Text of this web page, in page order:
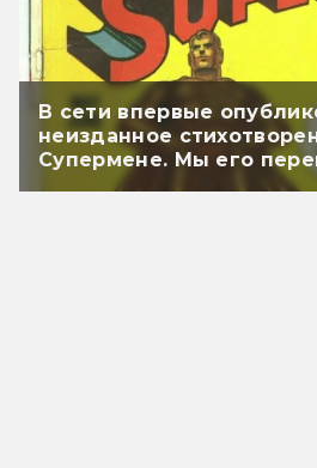
В сети впервые
неизданное
Супермене. Мы его